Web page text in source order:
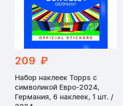
209 ₽
Набор наклеек Topps с
символикой Евро-2024,
Германия, 6 наклеек, 1 шт. /